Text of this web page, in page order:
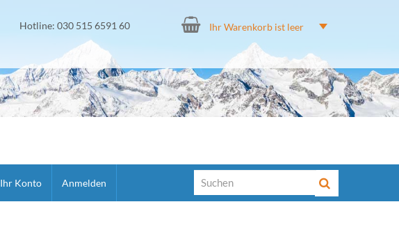
Hotline: 030 515 6591 60 Ihr Warenkorb ist leer
Ihr Konto Anmelden